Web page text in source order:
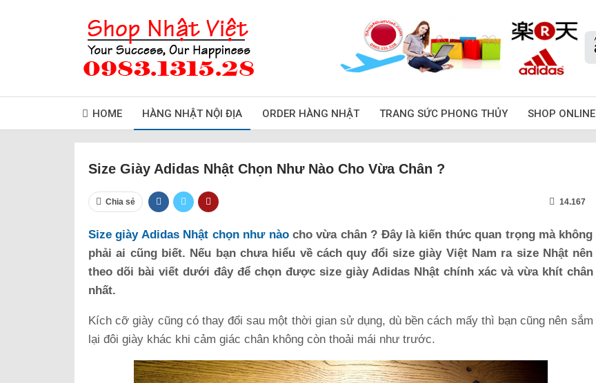
HOME HÀNG NHẬT NỘI ĐỊA ORDER HÀNG NHẬT TRANG SỨC PHONG THỦY SHOP ONLINE
Size Giày Adidas Nhật Chọn Như Nào Cho Vừa Chân ?
Chia sẻ 14.167
Size giày Adidas Nhật chọn như nàocho vừa chân ? Đây là kiến thức quan trọng mà không
phải ai cũng biết. Nếu bạn chưa hiểu về cách quy đổi size giày Việt Nam ra size Nhật nên
theo dõi bài viết dưới đây để chọn được size giày Adidas Nhật chính xác và vừa khít chân
nhất.
Kích cỡ giày cũng có thay đổi sau một thời gian sử dụng, dù bền cách mấy thì bạn cũng nên sắm
lại đôi giày khác khi cảm giác chân không còn thoải mái như trước.